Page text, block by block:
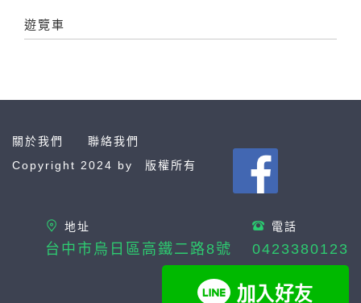
遊覽車
關於我們
聯絡我們
Copyright 2024 by
版權所有
地址
台中市烏日區高鐵二路8號
電話
0423380123